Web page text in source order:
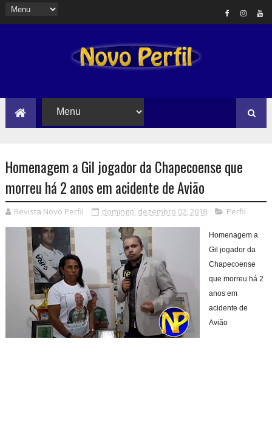
Homenagem a Gil jogador da Chapecoense que
morreu há 2 anos em acidente de Avião
Revista Novo Perfil domingo, dezembro 02, 2018 Perfil
Homenagem a
Gil jogador da
Chapecoense
que morreu há 2
anos em
acidente de
Avião